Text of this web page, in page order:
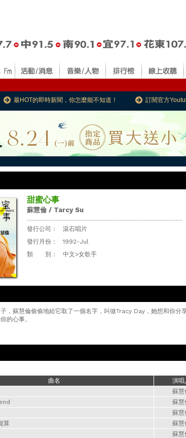
最HOT的即時新聞，你怎麼能不知道！ 訂閱官方
甜蜜心事
蘇慧倫 / Tarcy Su
......................................................................................................
發行公司：
滾石唱片
發行月份：
1992-Jul
類 別：
中文>女歌手
，蘇慧倫偷偷地給它取了一個名字，叫做Tracy Day，她想和你分
的心事。
曲名
演唱
蘇慧
蘇慧
蘇慧
算
蘇慧
蘇慧